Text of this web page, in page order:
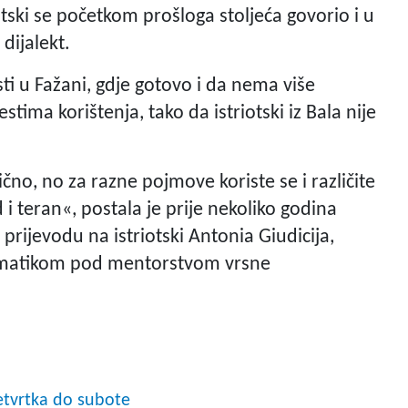
se početkom prošloga stoljeća govorio i u
dijalekt.
u Fažani, gdje gotovo i da nema više
korištenja, tako da istriotski iz Bala nije
no za razne pojmove koriste se i različite
i teran«, postala je prije nekoliko godina
na istriotski Antonia Giudicija,
pod mentorstvom vrsne
do subote